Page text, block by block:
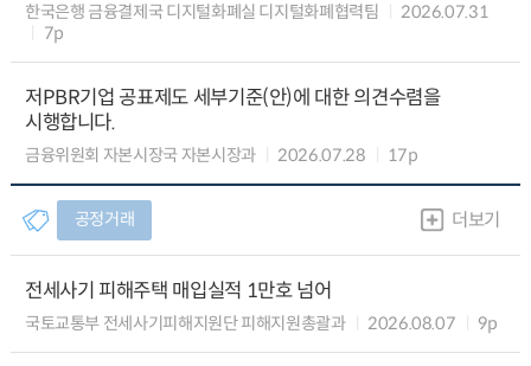
한국은행 금융결제국 디지털화폐실 디지털화폐협력팀
2026.07.31
7p
저PBR기업 공표제도 세부기준(안)에 대한 의견수렴을
시행합니다.
금융위원회 자본시장국 자본시장과 2026.07.28 17p
공정거래 더보기
전세사기 피해주택 매입실적 1만호 넘어
국토교통부 전세사기피해지원단 피해지원총괄과 2026.08.07 9p